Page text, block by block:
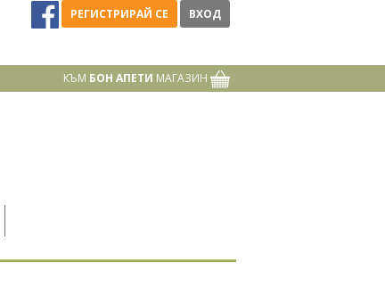
РЕГИСТРИРАЙ СЕ ВХОД
КЪМ БОН АПЕТИ МАГАЗИН